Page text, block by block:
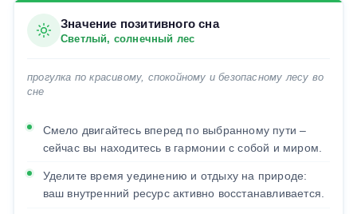
Значение позитивного сна
Светлый, солнечный лес
прогулка по красивому, спокойному и безопасному лесу во
сне
Смело двигайтесь вперед по выбранному пути –
сейчас вы находитесь в гармонии с собой и миром.
Уделите время уединению и отдыху на природе:
ваш внутренний ресурс активно восстанавливается.